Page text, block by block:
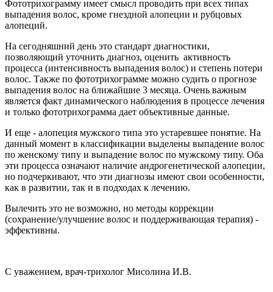
Фототрихограмму имеет смысл проводить при всех типах
выпадения волос, кроме гнездной алопеции и рубцовых
алопеций.
На сегодняшний день это стандарт диагностики,
позволяющий уточнить диагноз, оценить активность
процесса (интенсивность выпадения волос) и степень потери
волос. Также по фототрихограмме можно судить о прогнозе
выпадения волос на ближайшие 3 месяца. Очень важным
является факт динамического наблюдения в процессе лечения
и только фототрихограмма дает объективные данные.
И еще - алопеция мужского типа это устаревшее понятие. На
данный момент в классификации выделены выпадение волос
по женскому типу и выпадение волос по мужскому типу. Оба
эти процесса означают наличие андрогенетической алопеции,
но подчеркивают, что эти диагнозы имеют свои особенности,
как в развитии, так и в подходах к лечению.
Вылечить это не возможно, но методы коррекции
(сохранение/улучшение волос и поддерживающая терапия) -
эффективны.
С уважением, врач-трихолог Мисолина И.В.